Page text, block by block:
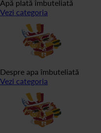
Apă plată îmbuteliată
Vezi categoria
Despre apa îmbuteliată
Vezi categoria